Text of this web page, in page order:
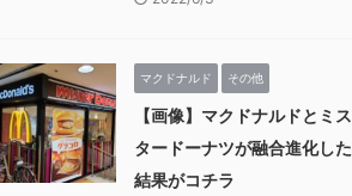
マクドナルド その他
【画像】マクドナルドとミス
タードーナツが融合進化した
結果がコチラ